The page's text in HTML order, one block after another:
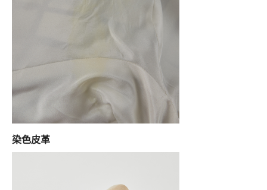
染色皮革